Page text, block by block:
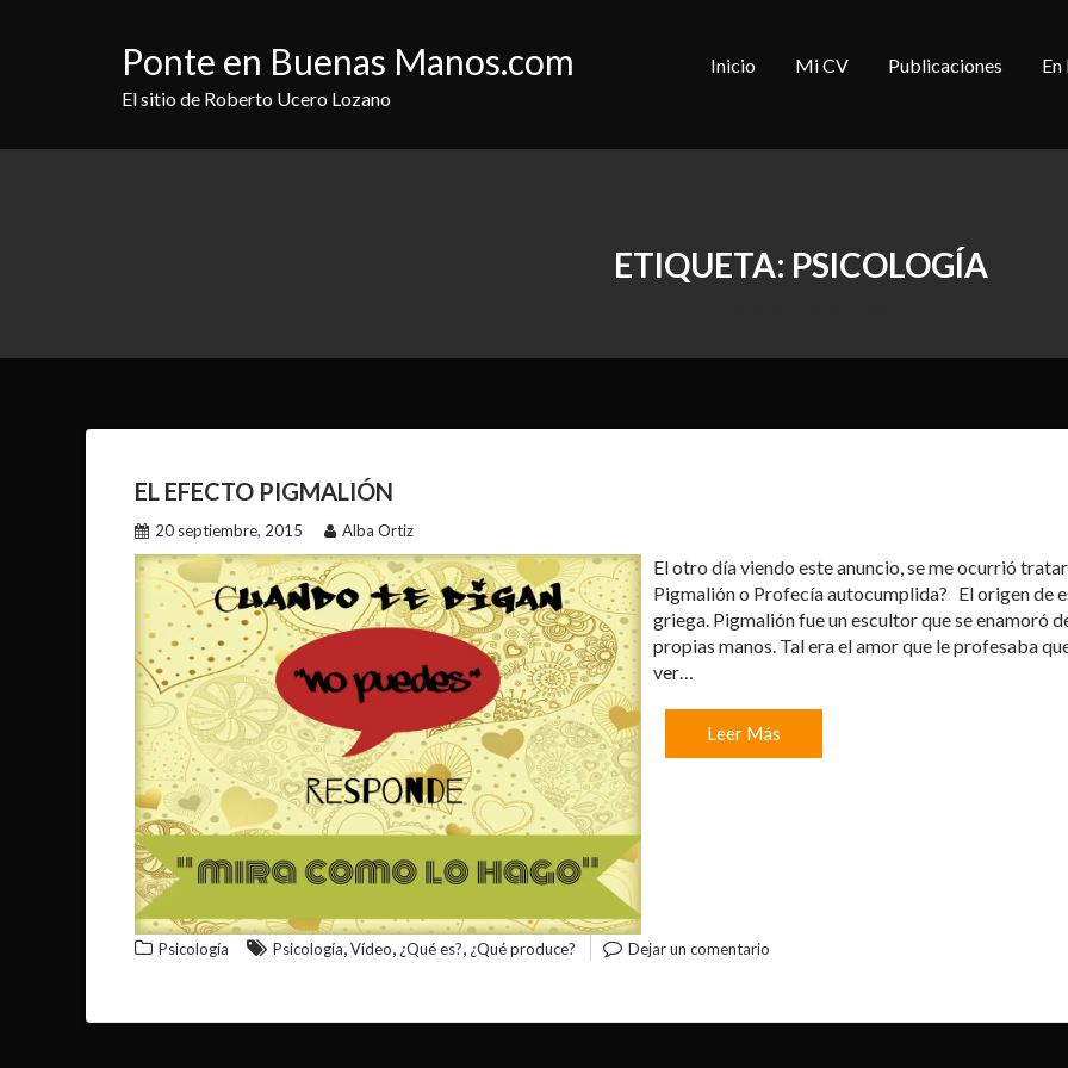
Ponte en Buenas Manos.com
El sitio de Roberto Ucero Lozano
Inicio Mi CV Publicaciones
ETIQUETA: PSICOLOGÍA
EL EFECTO PIGMALIÓN
20 septiembre, 2015 Alba Ortiz
El otro día viendo este anuncio, se me ocurrió
Pigmalión o Profecía autocumplida? El origen de
griega. Pigmalión fue un escultor que se enamoró
propias manos. Tal era el amor que le profesaba
ver…
Leer Más
Psicología Psicología Vídeo ¿Qué es? ¿Qué produce? Dejar un comentario